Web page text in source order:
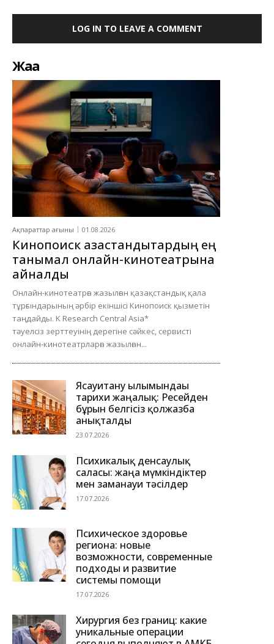
LOG IN TO LEAVE A COMMENT
Жаңа
Ақпараттар ағыны 01.08.2026
Кинопоиск қазақстандықтардың ең
танымал онлайн-кинотеатрына
айналды
Онлайн-кинотеатрға жазылған қазақстандық қала
тұрғындарының әрбір екіншісі Кинопоиск қызметін
таңдайды. K Research Central Asia*
тәуелсіз зерттеуінің дерегіне сәйкес, сервисті
онлайн-кинотеатрларға жазылған...
Ясауитану ғылымындағы
тарихи жаңалық: Ресейден
бұрын белгісіз қолжазба
анықталды
23.07.2026
Психикалық денсаулық
саласы: жаңа мүмкіндіктер
мен заманауи тәсілдер
17.07.2026
Психическое здоровье
региона: новые
возможности, современные
подходы и развитие
системы помощи
17.07.2026
Хирургия без границ: какие
уникальные операции